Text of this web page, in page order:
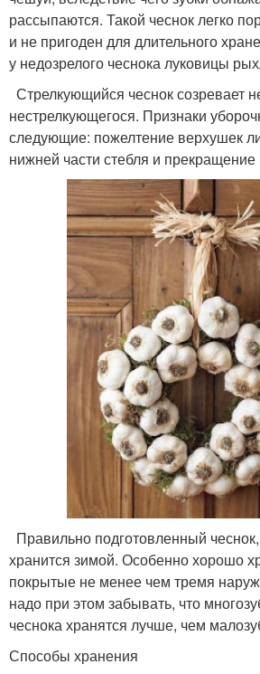
рассыпаются. Такой чеснок легко
и не пригоден для длительного
у недозрелого чеснока луковицы
Стрелкующийся чеснок созревает
нестрелкующегося. Признаки
следующие: пожелтение верхушек
нижней части стебля и прекращение
Правильно подготовленный
хранится зимой. Особенно хорошо
покрытые не менее чем тремя
надо при этом забывать, что
чеснока хранятся лучше, чем
Способы хранения